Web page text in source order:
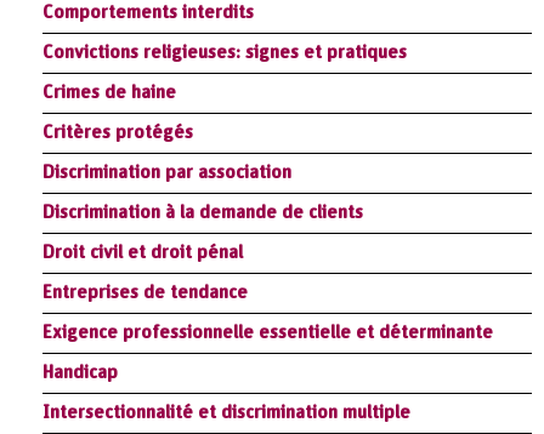
Comportements interdits
Convictions religieuses: signes et pratiques
Crimes de haine
Critères protégés
Discrimination par association
Discrimination à la demande de clients
Droit civil et droit pénal
Entreprises de tendance
Exigence professionnelle essentielle et déterminante
Handicap
Intersectionnalité et discrimination multiple